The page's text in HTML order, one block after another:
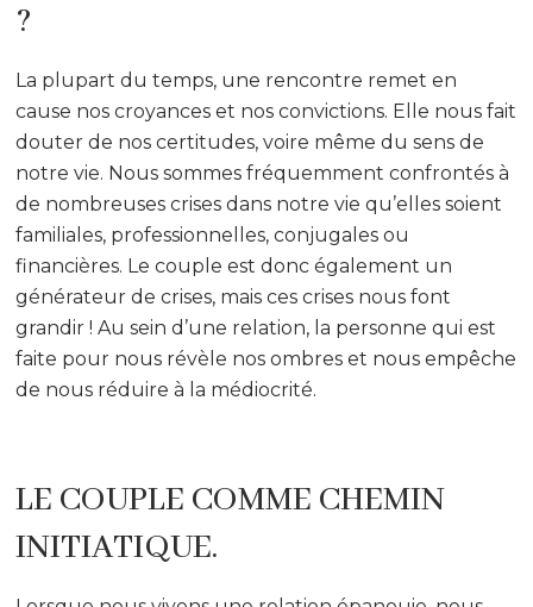
?
La plupart du temps, une rencontre remet en
cause nos croyances et nos convictions. Elle nous fait
douter de nos certitudes, voire même du sens de
notre vie. Nous sommes fréquemment confrontés à
de nombreuses crises dans notre vie qu’elles soient
familiales, professionnelles, conjugales ou
financières. Le couple est donc également un
générateur de crises, mais ces crises nous font
grandir ! Au sein d’une relation, la personne qui est
faite pour nous révèle nos ombres et nous empêche
de nous réduire à la médiocrité.
LE COUPLE COMME CHEMIN
INITIATIQUE.